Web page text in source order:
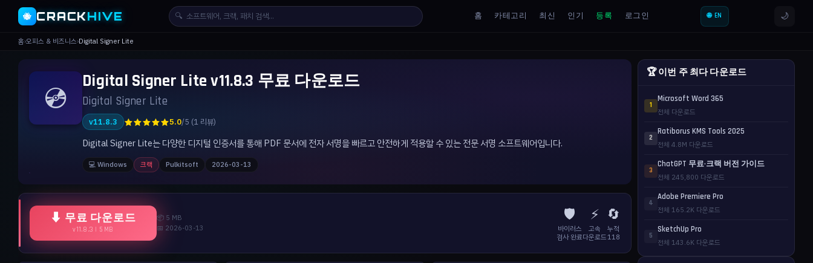
🐝 CRACKHIVE 🔍 홈 카테고리 최신 인기 등록 로그인 🌐 EN 🌙
홈›오피스 & 비즈니스›Digital Signer Lite
💿 Digital Signer Lite v11.8.3 무료 다운로드
Digital Signer Lite
v11.8.3 ★★★★★5.0/5 (1 리뷰)
Digital Signer Lite는 다양한 디지털 인증서를 통해 PDF 문서에 전자 서명을 빠르고 안전하게 적용할 수 있는 전문 서명 소프트웨어입니다.
💻 Windows 크랙 Pulkitsoft 2026-03-13
⬇ 무료 다운로드
v11.8.3 | 5 MB
📦 5 MB
📅 2026-03-13
🛡️
바이러스
검사 완료
⚡
고속
다운로드
🔄
누적
118
🏆 이번 주 최다 다운로드
1
Microsoft Word 365
전체 다운로드
2
Ratiborus KMS Tools 2025
전체 4.8M 다운로드
3
ChatGPT 무료·크랙 버전 가이드
전체 245,800 다운로드
4
Adobe Premiere Pro
전체 165.2K 다운로드
5
SketchUp Pro
전체 143.6K 다운로드